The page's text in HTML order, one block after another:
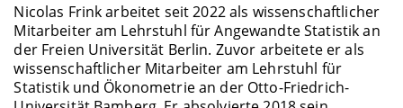
Nicolas Frink arbeitet seit 2022 als wissenschaftlicher
Mitarbeiter am Lehrstuhl für Angewandte Statistik an
der Freien Universität Berlin. Zuvor arbeitete er als
wissenschaftlicher Mitarbeiter am Lehrstuhl für
Statistik und Ökonometrie an der Otto-Friedrich-